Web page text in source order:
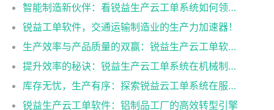
智能制造新伙伴：看锐益生产云工单系统如何领跑专用设备制造行业！
锐益工单软件，交通运输制造业的生产力加速器！
生产效率与产品质量的双赢：锐益生产云工单软件系统的突破！
提升效率的秘诀：锐益生产云工单系统在机械制造中的突破！
库存无忧，生产有序：探索锐益云工单系统在服饰业的智能化革新！
锐益生产云工单软件：铝制品工厂的高效转型引擎